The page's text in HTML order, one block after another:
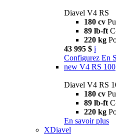
Diavel V4 RS
180 cv
89 lb-ft
220 kg
43 995 $ i
Configurez En
new V4 RS 100
Diavel V4 RS
180 cv
89 lb-ft
220 kg
En savoir plus
XDiavel